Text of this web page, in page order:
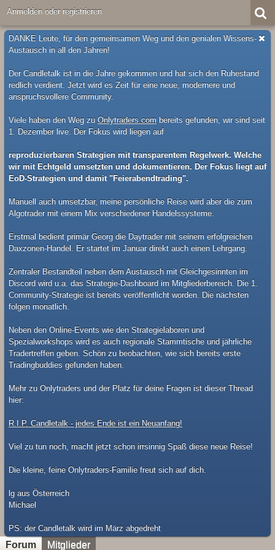
Anmelden oder registrieren
DANKE Leute, für den gemeinsamen Weg und den genialen Wissens-
Austausch in all den Jahren!
Der Candletalk ist in die Jahre gekommen und hat sich den Ruhestand
redlich verdient. Jetzt wird es Zeit für eine neue, modernere und
anspruchsvollere Community.
Viele haben den Weg zu Onlytraders.com bereits gefunden, wir sind seit
1. Dezember live. Der Fokus wird liegen auf
reproduzierbaren Strategien mit transparentem Regelwerk. Welche
wir mit Echtgeld umsetzten und dokumentieren. Der Fokus liegt auf
EoD-Strategien und damit "Feierabendtrading".
Manuell auch umsetzbar, meine persönliche Reise wird aber die zum
Algotrader mit einem Mix verschiedener Handelssysteme.
Erstmal bedient primär Georg die Daytrader mit seinem erfolgreichen
Daxzonen-Handel. Er startet im Januar direkt auch einen Lehrgang.
Zentraler Bestandteil neben dem Austausch mit Gleichgesinnten im
Discord wird u.a. das Strategie-Dashboard im Mitgliederbereich. Die 1.
Community-Strategie ist bereits veröffentlicht worden. Die nächsten
folgen monatlich.
Neben den Online-Events wie den Strategielaboren und
Spezialworkshops wird es auch regionale Stammtische und jährliche
Tradertreffen geben. Schön zu beobachten, wie sich bereits erste
Tradingbuddies gefunden haben.
Mehr zu Onlytraders und der Platz für deine Fragen ist dieser Thread
hier:
R.I.P. Candletalk - jedes Ende ist ein Neuanfang!
Viel zu tun noch, macht jetzt schon irrsinnig Spaß diese neue Reise!
Die kleine, feine Onlytraders-Familie freut sich auf dich.
lg aus Österreich
Michael
​PS: der Candletalk wird im März abgedreht
Forum Mitglieder